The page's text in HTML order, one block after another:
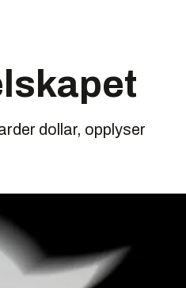
dollar, opplyser